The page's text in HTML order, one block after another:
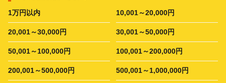
1万円以内 10,001～20,000円
20,001～30,000円 30,001～50,000円
50,001～100,000円 100,001～200,000円
200,001～500,000円 500,001～1,000,000円